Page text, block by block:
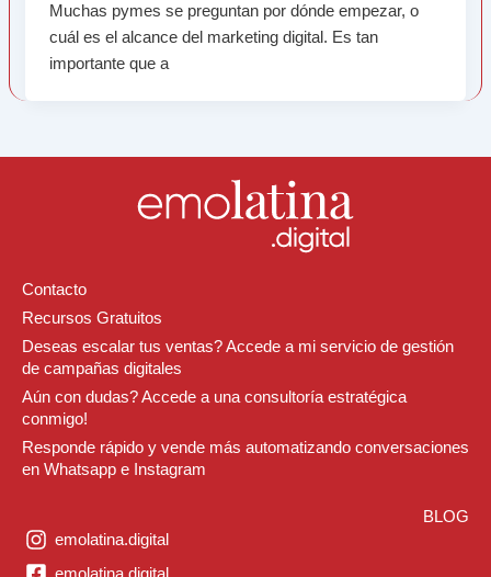
Muchas pymes se preguntan por dónde empezar, o
cuál es el alcance del marketing digital. Es tan
importante que a
Contacto
Recursos Gratuitos
Deseas escalar tus ventas? Accede a mi servicio de gestión
de campañas digitales
Aún con dudas? Accede a una consultoría estratégica
conmigo!
Responde rápido y vende más automatizando conversaciones
en Whatsapp e Instagram
BLOG
emolatina.digital
emolatina.digital